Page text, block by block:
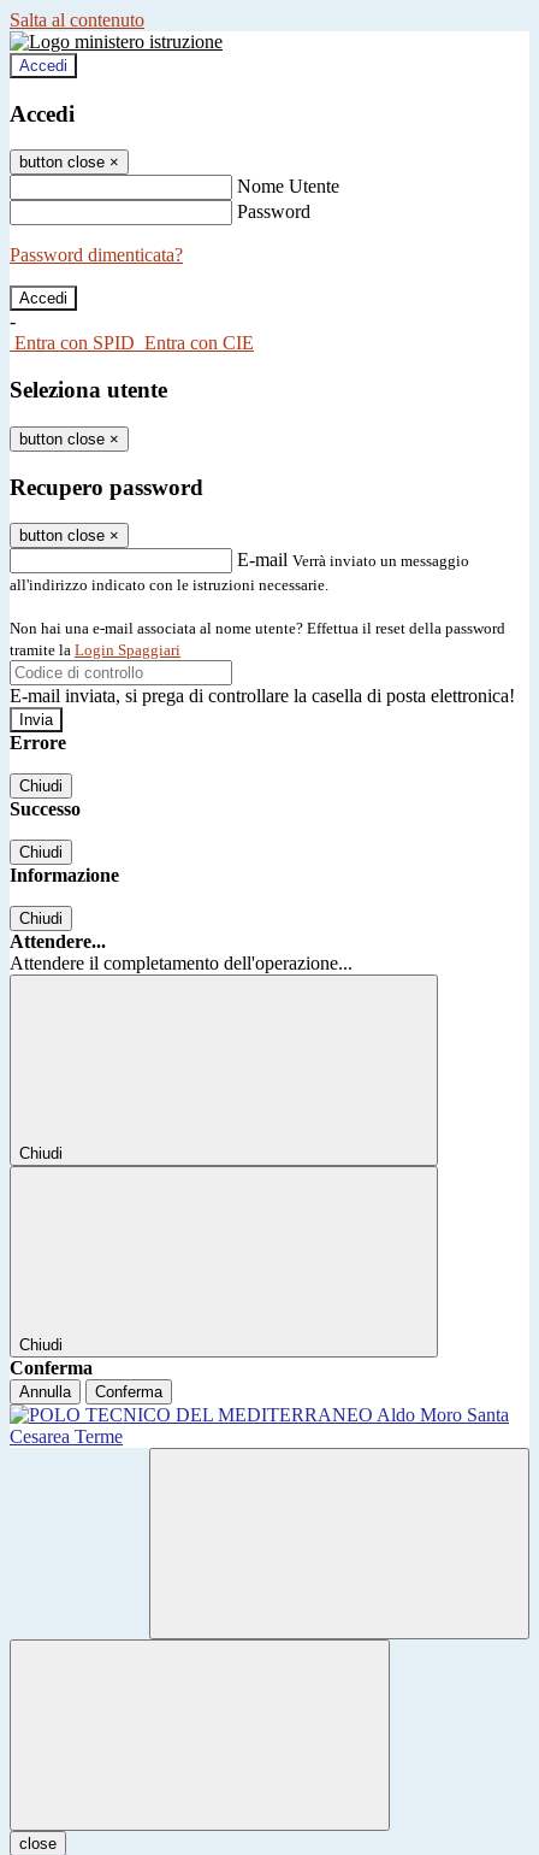
Salta al contenuto
Accedi
Accedi
button close ×
Nome Utente
Password
Password dimenticata?
-
Entra con SPID Entra con CIE
Seleziona utente
button close ×
Recupero password
button close ×
E-mail Verrà inviato un messaggio
all'indirizzo indicato con le istruzioni necessarie.
Non hai una e-mail associata al nome utente? Effettua il reset della password
tramite la Login Spaggiari
E-mail inviata, si prega di controllare la casella di posta elettronica!
Errore
Chiudi
Successo
Chiudi
Informazione
Chiudi
Attendere...
Attendere il completamento dell'operazione...
Chiudi
Chiudi
Conferma
Annulla Conferma
close